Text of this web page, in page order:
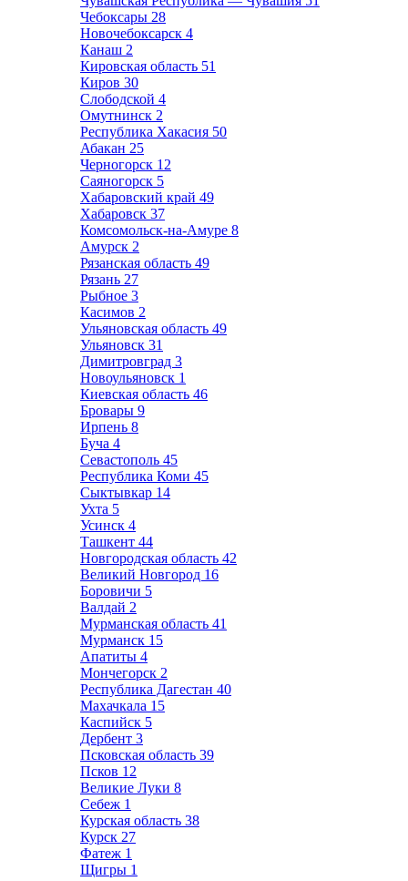
Чебоксары 28
Новочебоксарск 4
Канаш 2
Кировская область 51
Киров 30
Слободской 4
Омутнинск 2
Республика Хакасия 50
Абакан 25
Черногорск 12
Саяногорск 5
Хабаровский край 49
Хабаровск 37
Комсомольск-на-Амуре 8
Амурск 2
Рязанская область 49
Рязань 27
Рыбное 3
Касимов 2
Ульяновская область 49
Ульяновск 31
Димитровград 3
Новоульяновск 1
Киевская область 46
Бровары 9
Ирпень 8
Буча 4
Севастополь 45
Республика Коми 45
Сыктывкар 14
Ухта 5
Усинск 4
Ташкент 44
Новгородская область 42
Великий Новгород 16
Боровичи 5
Валдай 2
Мурманская область 41
Мурманск 15
Апатиты 4
Мончегорск 2
Республика Дагестан 40
Махачкала 15
Каспийск 5
Дербент 3
Псковская область 39
Псков 12
Великие Луки 8
Себеж 1
Курская область 38
Курск 27
Фатеж 1
Щигры 1